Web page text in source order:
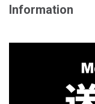
Information